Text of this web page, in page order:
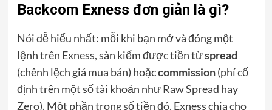
Backcom Exness đơn giản là gì?
Nói dễ hiểu nhất: mỗi khi bạn mở và đóng một
lệnh trên Exness, sàn kiếm được tiền từspread
(chênh lệch giá mua bán) hoặccommission(phí cố
định trên một số tài khoản như Raw Spread hay
Zero). Một phần trong số tiền đó, Exness chia cho